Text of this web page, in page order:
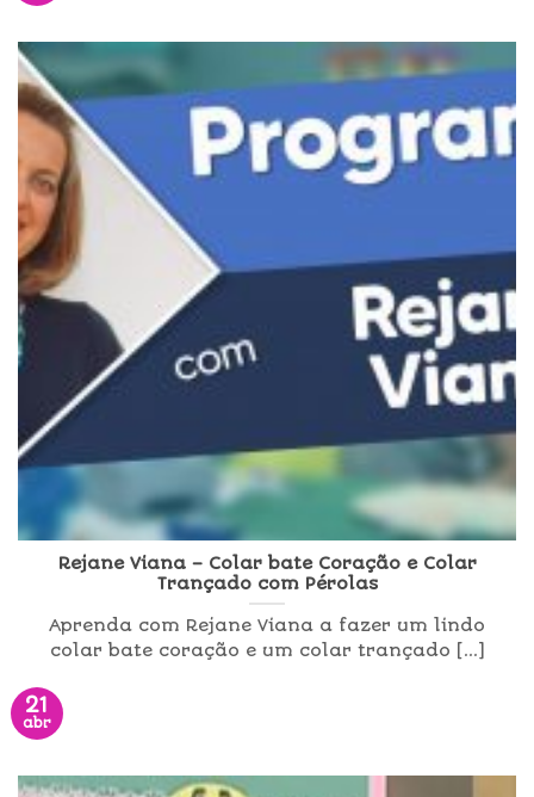
Rejane Viana – Colar bate Coração e Colar
Trançado com Pérolas
Aprenda com Rejane Viana a fazer um lindo
colar bate coração e um colar trançado [...]
21
abr